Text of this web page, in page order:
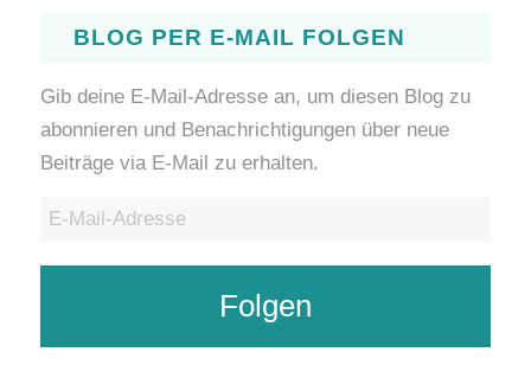
BLOG PER E-MAIL FOLGEN
Gib deine E-Mail-Adresse an, um diesen Blog zu
abonnieren und Benachrichtigungen über neue
Beiträge via E-Mail zu erhalten.
E-
Folgen